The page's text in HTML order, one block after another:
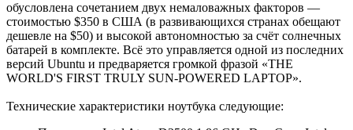
обусловлена сочетанием двух немаловажных факторов —
стоимостью $350 в США (в развивающихся странах обещают
дешевле на $50) и высокой автономностью за счёт солнечных
батарей в комплекте. Всё это управляется одной из последних
версий Ubuntu и предваряется громкой фразой «THE
WORLD'S FIRST TRULY SUN-POWERED LAPTOP».
Технические характеристики ноутбука следующие: